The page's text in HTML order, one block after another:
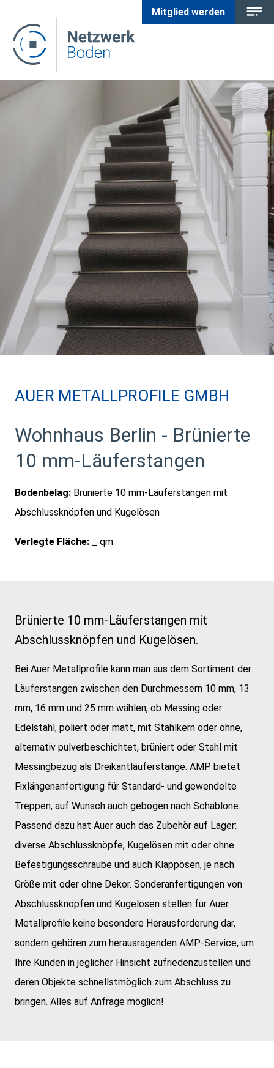
Mitglied werden
AUER METALLPROFILE GMBH
Wohnhaus Berlin - Brünierte
10 mm-Läuferstangen
Bodenbelag: Brünierte 10 mm-Läuferstangen mit
Abschlussknöpfen und Kugelösen
Verlegte Fläche: _ qm
Brünierte 10 mm-Läuferstangen mit
Abschlussknöpfen und Kugelösen.
Bei Auer Metallprofile kann man aus dem Sortiment der
Läuferstangen zwischen den Durchmessern 10 mm, 13
mm, 16 mm und 25 mm wählen, ob Messing oder
Edelstahl, poliert oder matt, mit Stahlkern oder ohne,
alternativ pulverbeschichtet, brüniert oder Stahl mit
Messingbezug als Dreikantläuferstange. AMP bietet
Fixlängenanfertigung für Standard- und gewendelte
Treppen, auf Wunsch auch gebogen nach Schablone.
Passend dazu hat Auer auch das Zubehör auf Lager:
diverse Abschlussknöpfe, Kugelösen mit oder ohne
Befestigungsschraube und auch Klappösen, je nach
Größe mit oder ohne Dekor. Sonderanfertigungen von
Abschlussknöpfen und Kugelösen stellen für Auer
Metallprofile keine besondere Herausforderung dar,
sondern gehören zum herausragenden AMP-Service, um
Ihre Kunden in jeglicher Hinsicht zufriedenzustellen und
deren Objekte schnellstmöglich zum Abschluss zu
bringen. Alles auf Anfrage möglich!